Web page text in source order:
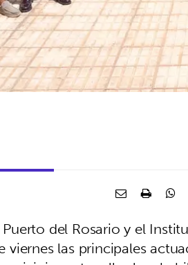
del Rosario y el
las principales